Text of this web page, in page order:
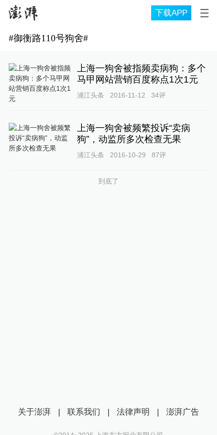
下载APP
#御衡路110号狗舍#
上海一狗舍被指频卖病狗：多个
马甲网站营销百度称点1次1元
浦江头条 2016-11-12 34评
上海一狗舍被频繁投诉“卖病
狗”，动监所多次检查无果
浦江头条 2016-10-29 87评
到底了
关于澎湃 | 联系我们 | 法律声明 | 澎湃广告